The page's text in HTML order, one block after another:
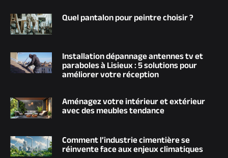
Quel pantalon pour peintre choisir ?
Installation dépannage antennes tv et
paraboles à Lisieux : 5 solutions pour
améliorer votre réception
Aménagez votre intérieur et extérieur
avec des meubles tendance
Comment l’industrie cimentière se
réinvente face aux enjeux climatiques